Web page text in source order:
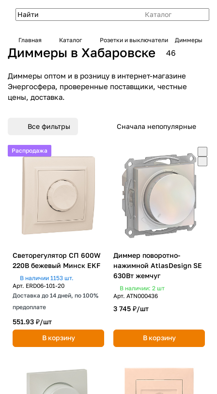
Каталог
Главная Каталог Розетки и выключатели Диммеры
Диммеры в Хабаровске 46
Диммеры оптом и в розницу в интернет-магазине
Энергосфера, проверенные поставщики, честные
цены, доставка.
Все фильтры Сначала непопулярные
Светорегулятор СП 600W
220В бежевый Минск EKF
В наличии 1153 шт.
Арт. ERD06-101-20
Доставка до 14 дней, по 100%
предоплате
551.93 ₽/шт
В корзину
Распродажа
Диммер поворотно-
нажимной AtlasDesign SE
630Вт жемчуг
В наличии: 2 шт
Арт. ATN000436
3 745 ₽/шт
В корзину
Распродажа
Распродажа
Распродажа
Распродажа
Распродажа
Распродажа
Распродажа
Распродажа
Распродажа
Распродажа
Распродажа
Распродажа